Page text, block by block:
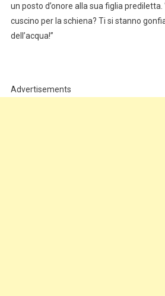
un posto d’onore alla sua figlia prediletta.
cuscino per la schiena? Ti si stanno
dell’acqua!”
Advertisements